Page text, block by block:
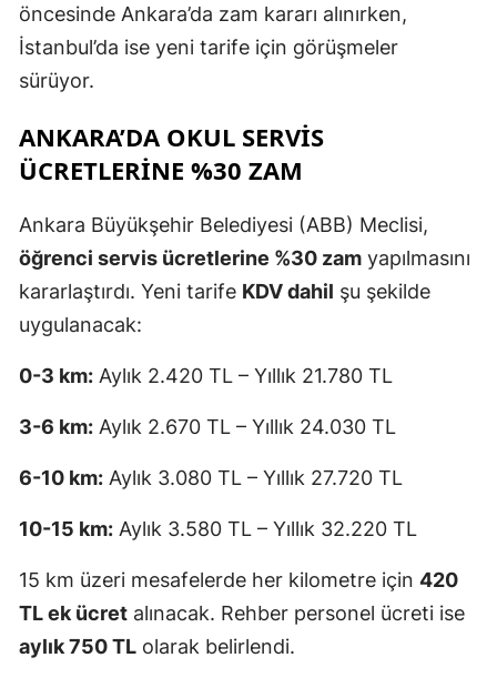
öncesinde Ankara’da zam kararı alınırken,
İstanbul’da ise yeni tarife için görüşmeler
sürüyor.
ANKARA’DA OKUL SERVIS
ÜCRETLERINE %30 ZAM
Ankara Büyükşehir Belediyesi (ABB) Meclisi,
öğrenci servis ücretlerine %30 zam yapılmasını
kararlaştırdı. Yeni tarife KDV dahil şu şekilde
uygulanacak:
0-3 km: Aylık 2.420 TL – Yıllık 21.780 TL
3-6 km: Aylık 2.670 TL – Yıllık 24.030 TL
6-10 km: Aylık 3.080 TL – Yıllık 27.720 TL
10-15 km: Aylık 3.580 TL – Yıllık 32.220 TL
15 km üzeri mesafelerde her kilometre için 420
TL ek ücret alınacak. Rehber personel ücreti ise
aylık 750 TL olarak belirlendi.